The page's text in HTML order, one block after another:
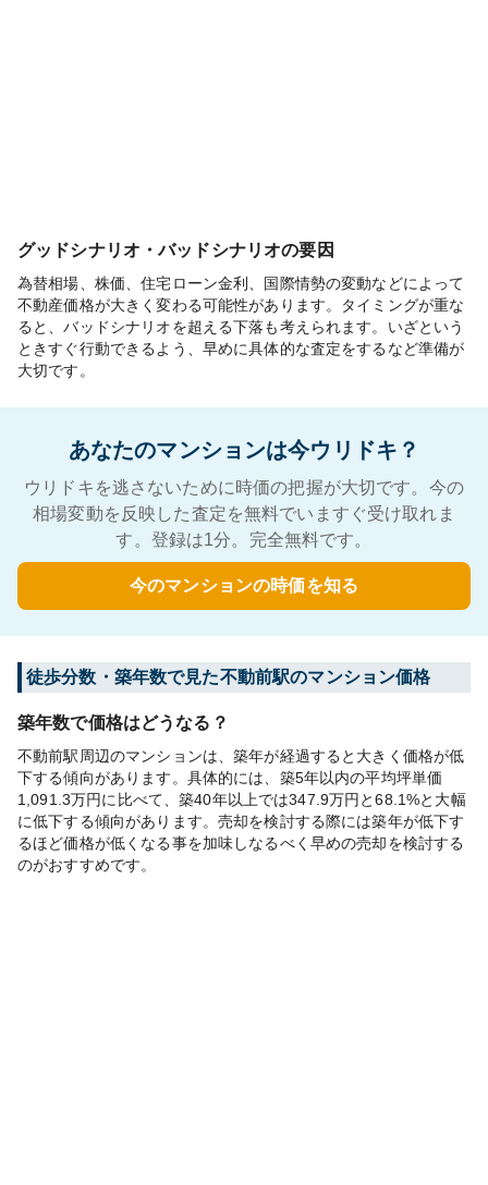
グッドシナリオ・バッドシナリオの要因
為替相場、株価、住宅ローン金利、国際情勢の変動などによって
不動産価格が大きく変わる可能性があります。タイミングが重な
ると、バッドシナリオを超える下落も考えられます。いざという
ときすぐ行動できるよう、早めに具体的な査定をするなど準備が
大切です。
あなたのマンションは今ウリドキ？
ウリドキを逃さないために時価の把握が大切です。今の
相場変動を反映した査定を無料でいますぐ受け取れま
す。登録は1分。完全無料です。
今のマンションの時価を知る
徒歩分数・築年数で見た不動前駅のマンション価格
築年数で価格はどうなる？
不動前駅周辺のマンションは、築年が経過すると大きく価格が低
下する傾向があります。具体的には、築5年以内の平均坪単価
1,091.3万円に比べて、築40年以上では347.9万円と68.1%と大幅
に低下する傾向があります。売却を検討する際には築年が低下す
るほど価格が低くなる事を加味しなるべく早めの売却を検討する
のがおすすめです。